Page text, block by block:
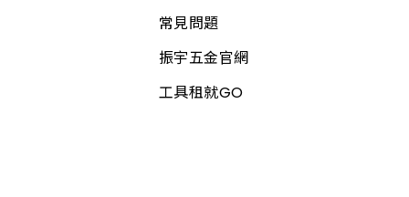
常見問題
振宇五金官網
工具租就GO